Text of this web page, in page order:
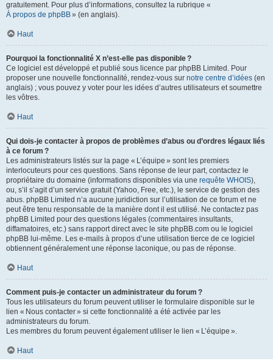
gratuitement. Pour plus d’informations, consultez la rubrique «
À propos de phpBB» (en anglais).
Haut
Pourquoi la fonctionnalité X n’est-elle pas disponible ?
Ce logiciel est développé et publié sous licence par phpBB Limited. Pour
proposer une nouvelle fonctionnalité, rendez-vous sur notre centre d’idées (en
anglais) ; vous pouvez y voter pour les idées d’autres utilisateurs et soumettre
les vôtres.
Haut
Qui dois-je contacter à propos de problèmes d’abus ou d’ordres légaux liés
à ce forum ?
Les administrateurs listés sur la page « L’équipe » sont les premiers
interlocuteurs pour ces questions. Sans réponse de leur part, contactez le
propriétaire du domaine (informations disponibles via une requête WHOIS),
ou, s’il s’agit d’un service gratuit (Yahoo, Free, etc.), le service de gestion des
abus. phpBB Limited n’a aucune juridiction sur l’utilisation de ce forum et ne
peut être tenu responsable de la manière dont il est utilisé. Ne contactez pas
phpBB Limited pour des questions légales (commentaires insultants,
diffamatoires, etc.) sans rapport direct avec le site phpBB.com ou le logiciel
phpBB lui-même. Les e-mails à propos d’une utilisation tierce de ce logiciel
obtiennent généralement une réponse laconique, ou pas de réponse.
Haut
Comment puis-je contacter un administrateur du forum ?
Tous les utilisateurs du forum peuvent utiliser le formulaire disponible sur le
lien « Nous contacter » si cette fonctionnalité a été activée par les
administrateurs du forum.
Les membres du forum peuvent également utiliser le lien « L’équipe ».
Haut